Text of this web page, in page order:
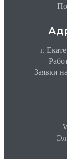
г.
Заявки